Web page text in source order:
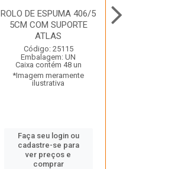
ROLO DE ESPUMA 406/5
5CM COM SUPORTE
ATLAS
Código: 25115
Embalagem: UN
Caixa contém 48 un
*Imagem meramente
ilustrativa
Faça seu login ou
cadastre-se para
ver preços e
comprar